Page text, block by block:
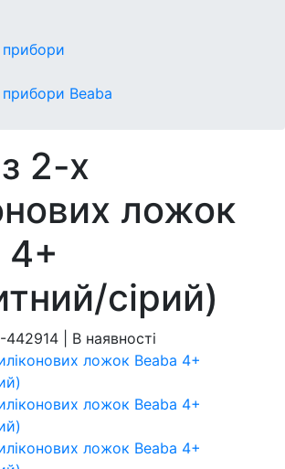
прибори
прибори Beaba
2-х
ложок
4+
сірий)
442914 В наявності